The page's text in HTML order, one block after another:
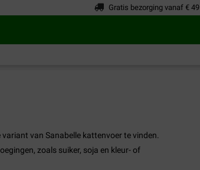
Gratis bezorging vanaf € 49
van Sanabelle kattenvoer te vinden.
zoals suiker, soja en kleur- of